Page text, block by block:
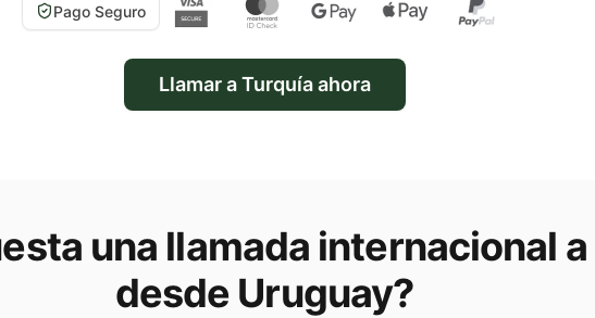
Pago Seguro
Llamar aTurquíaahora
una llamada internacional a
desde Uruguay?